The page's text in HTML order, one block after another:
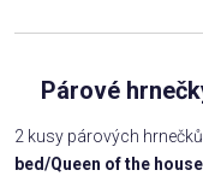
Párové
2 kusy párových
bed/Queen of the